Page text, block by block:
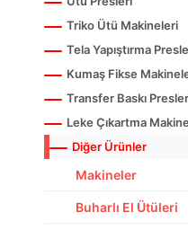
Triko Ütü Makineleri
Tela Yapıştırma
Kumaş Fikse
Transfer Baskı
Leke Çıkartma
Diğer Ürünler
Makineler
Buharlı El Ütüleri